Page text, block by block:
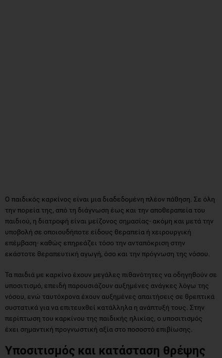
Ο παιδικός καρκίνος είναι μια διαδεδομένη πλέον πάθηση. Σε όλη
την πορεία της, από τη διάγνωση έως και την αποθεραπεία του
παιδιού, η διατροφή είναι μείζονος σημασίας- ακόμη και μετά την
υποβολή σε οποιουδήποτε είδους θεραπεία ή χειρουργική
επέμβαση- καθώς επηρεάζει τόσο την ανταπόκριση στην
εκάστοτε θεραπευτική αγωγή, όσο και την πρόγνωση της νόσου.
Τα παιδιά με καρκίνο έχουν μεγάλες πιθανότητες να οδηγηθούν σε
υποσιτισμό, επειδή παρουσιάζουν αυξημένες ανάγκες λόγω της
νόσου, ενώ ταυτόχρονα έχουν αυξημένες απαιτήσεις σε θρεπτικά
συστατικά για να επιτευχθεί κατάλληλα η ανάπτυξή τους. Στην
περίπτωση του καρκίνου της παιδικής ηλικίας, ο υποσιτισμός
έχει σημαντική προγνωστική αξία στο ποσοστό επιβίωσης.
Υποσιτισμός και κατάσταση θρέψης